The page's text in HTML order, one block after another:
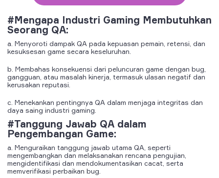
#Mengapa Industri Gaming Membutuhkan
Seorang QA:
a. Menyoroti dampak QA pada kepuasan pemain, retensi, dan
kesuksesan game secara keseluruhan.
b. Membahas konsekuensi dari peluncuran game dengan bug,
gangguan, atau masalah kinerja, termasuk ulasan negatif dan
kerusakan reputasi.
c. Menekankan pentingnya QA dalam menjaga integritas dan
daya saing industri gaming.
#Tanggung Jawab QA dalam
Pengembangan Game:
a. Menguraikan tanggung jawab utama QA, seperti
mengembangkan dan melaksanakan rencana pengujian,
mengidentifikasi dan mendokumentasikan cacat, serta
memverifikasi perbaikan bug.